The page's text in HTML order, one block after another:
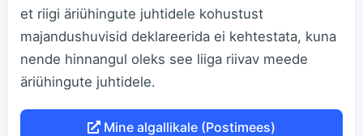
et riigi äriühingute juhtidele kohustust
majandushuvisid deklareerida ei kehtestata, kuna
nende hinnangul oleks see liiga riivav meede
äriühingute juhtidele.
Mine algallikale (Postimees)